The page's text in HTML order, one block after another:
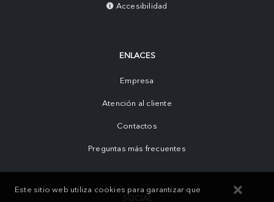
Accesibilidad
ENLACES
Empresa
Atención al cliente
Contactos
Preguntas más frecuentes
Este sitio web utiliza cookies para garantizar que